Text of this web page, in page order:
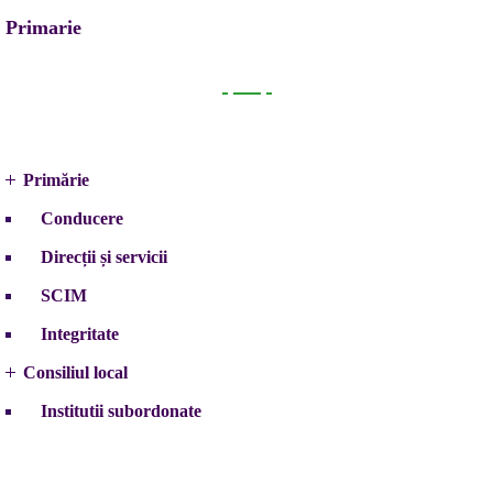
Primarie
Primărie
Conducere
Direcții și servicii
SCIM
Integritate
Consiliul local
Institutii subordonate